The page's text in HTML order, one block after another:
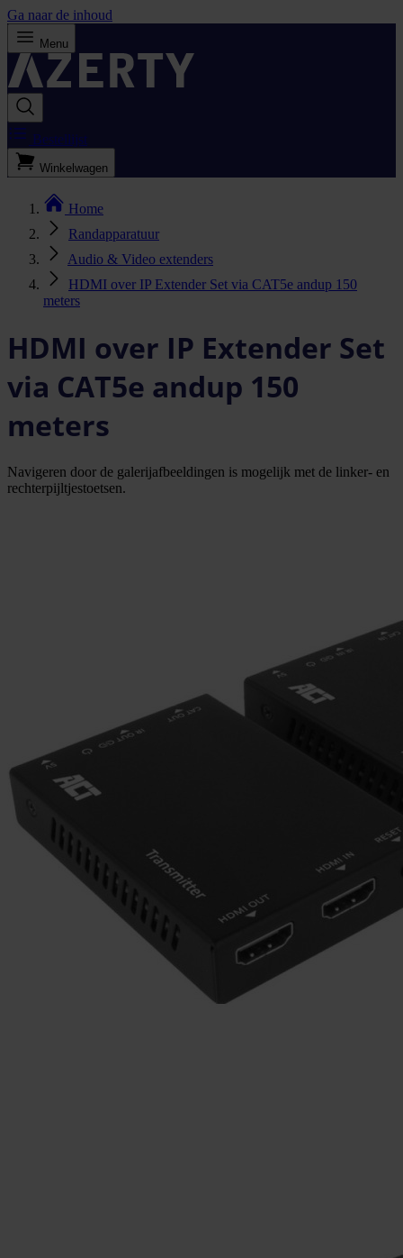
Ga naar de inhoud
Menu
Bestellijst
Winkelwagen
Home
Randapparatuur
Audio & Video extenders
HDMI over IP Extender Set via CAT5e andup 150
meters
HDMI over IP Extender Set
via CAT5e andup 150
meters
Navigeren door de galerijafbeeldingen is mogelijk met de linker- en
rechterpijltjestoetsen.